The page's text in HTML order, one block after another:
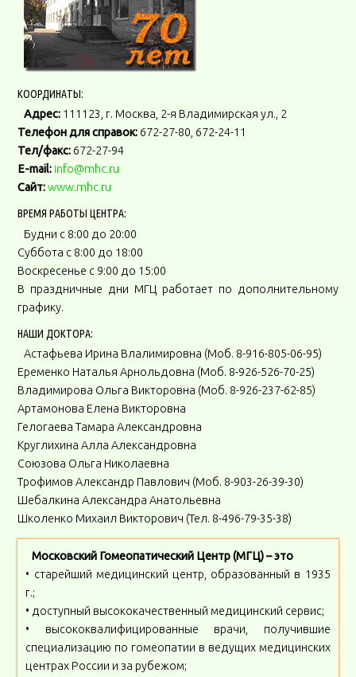
КООРДИНАТЫ:
Адрес:111123, г. Москва, 2-я Владимирская ул., 2
Телефон для справок: 672-27-80, 672-24-11
Тел/факс: 672-27-94
E-mail: info@mhc.ru
Сайт: www.mhc.ru
ВРЕМЯ РАБОТЫ ЦЕНТРА:
Будни с 8:00 до 20:00
Суббота с 8:00 до 18:00
Воскресенье с 9:00 до 15:00
В праздничные дни МГЦ работает по дополнительному
графику.
НАШИ ДОКТОРА:
Астафьева Ирина Влалимировна (Моб. 8-916-805-06-95)
Еременко Наталья Арнольдовна (Моб. 8-926-526-70-25)
Владимирова Ольга Викторовна (Моб. 8-926-237-62-85)
Артамонова Елена Викторовна
Гелогаева Тамара Александровна
Круглихина Алла Александровна
Союзова Ольга Николаевна
Трофимов Александр Павлович (Моб. 8-903-26-39-30)
Шебалкина Александра Анатольевна
Школенко Михаил Викторович (Тел. 8-496-79-35-38)
Московский Гомеопатический Центр (МГЦ) – это
• старейший медицинский центр, образованный в 1935
г.;
• доступный высококачественный медицинский сервис;
• высококвалифицированные врачи, получившие
специализацию по гомеопатии в ведущих медицинских
центрах России и за рубежом;